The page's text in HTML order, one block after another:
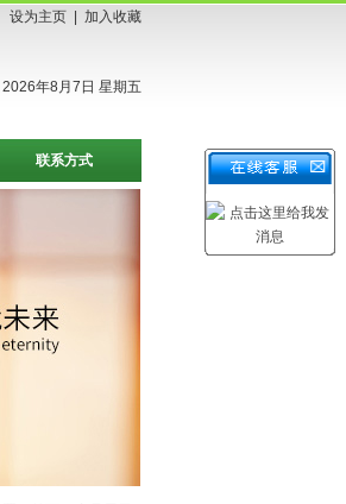
设为主页 加入收藏
2026年8月7日 星期五
联系方式